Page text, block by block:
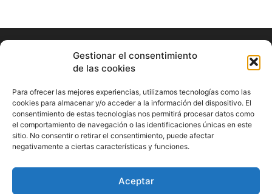
Gestionar el consentimiento
de las cookies
Para ofrecer las mejores experiencias, utilizamos tecnologías como las
cookies para almacenar y/o acceder a la información del dispositivo. El
consentimiento de estas tecnologías nos permitirá procesar datos como
el comportamiento de navegación o las identificaciones únicas en este
sitio. No consentir o retirar el consentimiento, puede afectar
negativamente a ciertas características y funciones.
Aceptar
ABOUT US
Información Cultural de Málaga y otros de interés general
Contact us:musicamalaga55@gmail.com